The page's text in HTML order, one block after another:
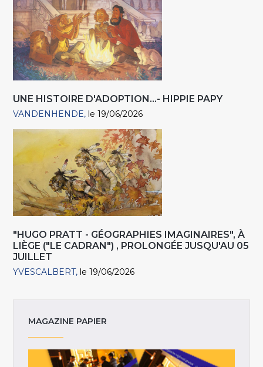
UNE HISTOIRE D'ADOPTION...- HIPPIE PAPY
VANDENHENDE le 19/06/2026
"HUGO PRATT - GÉOGRAPHIES IMAGINAIRES", À
LIÈGE ("LE CADRAN") , PROLONGÉE JUSQU'AU 05
JUILLET
YVESCALBERT le 19/06/2026
MAGAZINE PAPIER